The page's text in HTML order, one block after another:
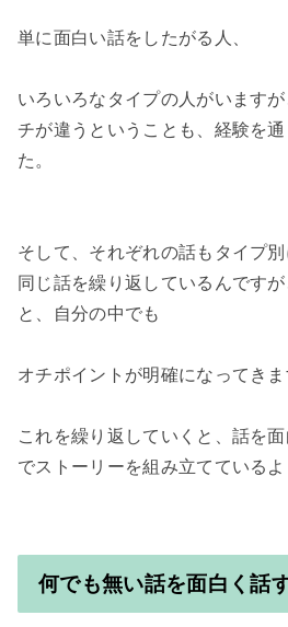
単に面白い話をしたがる人、
いろいろなタイプの人がいます
チが違うということも、経験を
た。
そして、それぞれの話もタイプ
同じ話を繰り返しているんです
と、自分の中でも
オチポイントが明確になってきま
これを繰り返していくと、話を
でストーリーを組み立てているよ
何でも無い話を面白く話